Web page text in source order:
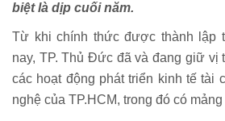
biệt là dịp cuối năm.
Từ khi chính thức được thành lập
nay, TP. Thủ Đức đã và đang giữ vị
các hoạt động phát triển kinh tế tài
nghệ của TP.HCM, trong đó có